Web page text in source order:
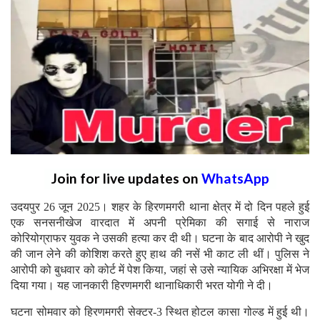
Join for live updates on WhatsApp
उदयपुर 26 जून 2025। शहर के हिरणमगरी थाना क्षेत्र में दो दिन पहले हुई
एक सनसनीखेज वारदात में अपनी प्रेमिका की सगाई से नाराज
कोरियोग्राफर युवक ने उसकी हत्या कर दी थी। घटना के बाद आरोपी ने खुद
की जान लेने की कोशिश करते हुए हाथ की नसें भी काट ली थीं। पुलिस ने
आरोपी को बुधवार को कोर्ट में पेश किया, जहां से उसे न्यायिक अभिरक्षा में भेज
दिया गया। यह जानकारी हिरणमगरी थानाधिकारी भरत योगी ने दी।
घटना सोमवार को हिरणमगरी सेक्टर-3 स्थित होटल कासा गोल्ड में हुई थी।